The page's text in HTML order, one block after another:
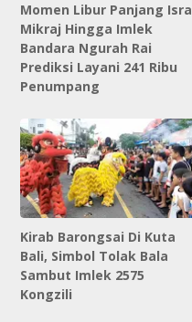
Momen Libur Panjang Isra
Mikraj Hingga Imlek
Bandara Ngurah Rai
Prediksi Layani 241 Ribu
Penumpang
Kirab Barongsai Di Kuta
Bali, Simbol Tolak Bala
Sambut Imlek 2575
Kongzili